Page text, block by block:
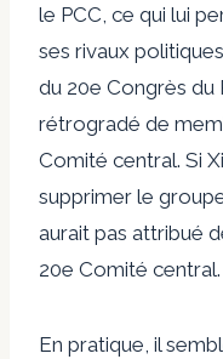
le PCC, ce qui lui
ses rivaux
du 20e Congrès du
rétrogradé de
Comité central. Si
supprimer le
aurait pas attribué
20e Comité central.
En pratique, il